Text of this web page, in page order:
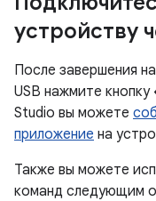
устройству
После завершения
USB нажмите кнопку
Studio вы можете
приложение на
Также вы можете
команд следующим